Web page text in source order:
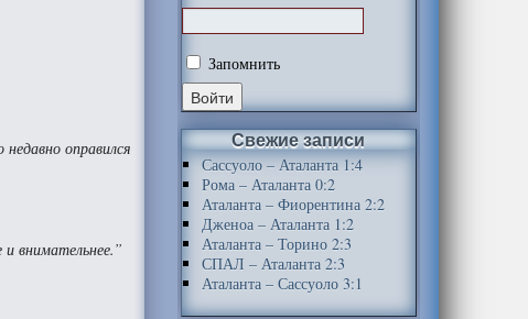
оправился
внимательнее.”
Запомнить
Свежие записи
Сассуоло – Аталанта 1:4
Рома – Аталанта 0:2
Аталанта – Фиорентина 2:2
Дженоа – Аталанта 1:2
Аталанта – Торино 2:3
СПАЛ – Аталанта 2:3
Аталанта – Сассуоло 3:1